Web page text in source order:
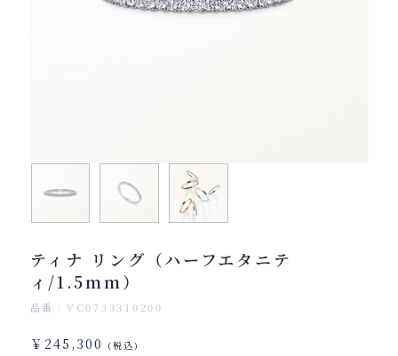
ティナ リング（ハーフエタニテ
ィ/1.5mm）
品番：VC0733310200
￥245,300 (税込)